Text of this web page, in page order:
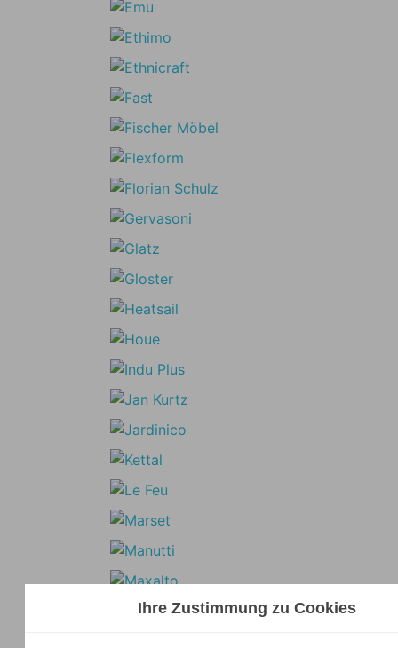
Ihre Zustimmung zu Cookies